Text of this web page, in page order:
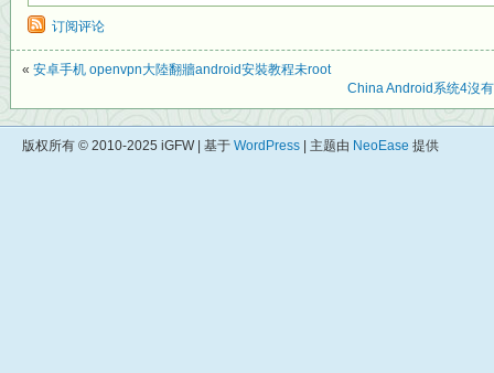
订阅评论
« 安卓手机 openvpn大陸翻牆android安裝教程未root
China Android系统4沒
版权所有 © 2010-2025 iGFW | 基于 WordPress | 主题由 NeoEase 提供